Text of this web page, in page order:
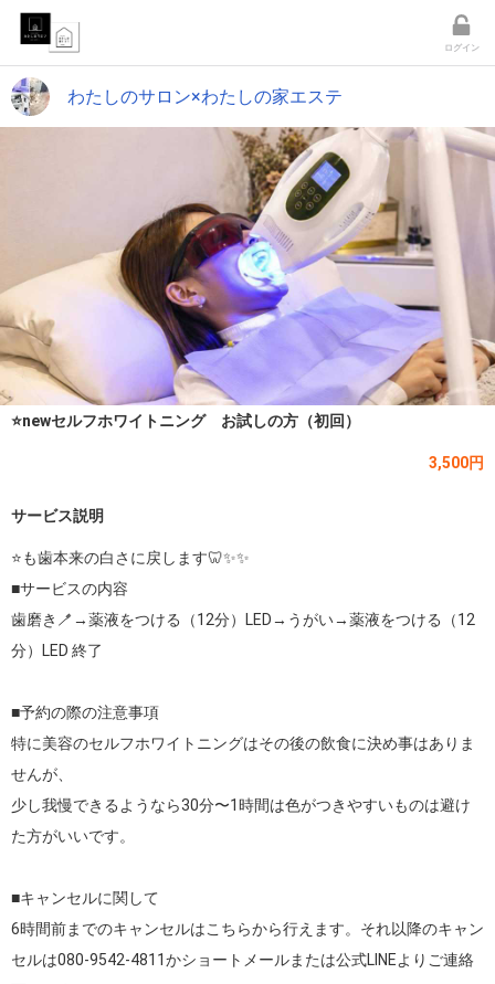
ログイン
わたしのサロン×わたしの家エステ
⭐️newセルフホワイトニング お試しの方（初回）
3,500円
サービス説明
⭐️も歯本来の白さに戻します🦷✨✨
■サービスの内容
歯磨き🪥→薬液をつける（12分）LED→うがい→薬液をつける（12
分）LED 終了
■予約の際の注意事項
特に美容のセルフホワイトニングはその後の飲食に決め事はありま
せんが、
少し我慢できるようなら30分〜1時間は色がつきやすいものは避け
た方がいいです。
■キャンセルに関して
6時間前までのキャンセルはこちらから行えます。それ以降のキャン
セルは080-9542-4811かショートメールまたは公式LINEよりご連絡